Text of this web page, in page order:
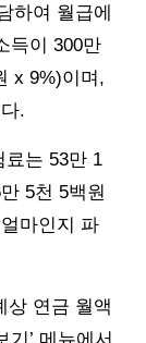
하여 월급에
득이 300만
x 9%)이며,
.
료는 53만 1
5천 5백원
마인지 파
상 연금 월액